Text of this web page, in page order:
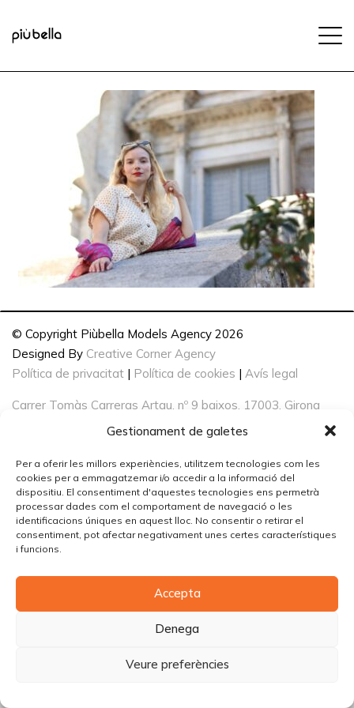
Gestionament de galetes
Per a oferir les millors experiències, utilitzem tecnologies com les
cookies per a emmagatzemar i/o accedir a la informació del
dispositiu. El consentiment d'aquestes tecnologies ens permetrà
processar dades com el comportament de navegació o les
identificacions úniques en aquest lloc. No consentir o retirar el
consentiment, pot afectar negativament unes certes característiques
i funcions.
Accepta
Denega
Veure preferències
© Copyright Piùbella Models Agency 2026
Designed By Creative Corner Agency
Política de privacitat | Política de cookies | Avís legal
Carrer Tomàs Carreras Artau, nº 9 baixos, 17003, Girona